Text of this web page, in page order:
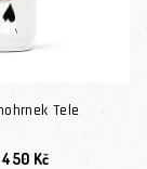
Tele
450 Kč